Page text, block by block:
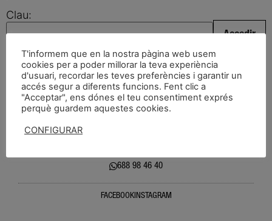
Clau:
FAQS
688 98 46 40
FACEBOOKINSTAGRAM
T'informem que en la nostra pàgina web usem
cookies per a poder millorar la teva experiència
d'usuari, recordar les teves preferències i garantir un
accés segur a diferents funcions. Fent clic a
"Acceptar", ens dónes el teu consentiment exprés
perquè guardem aquestes cookies.
CONFIGURAR